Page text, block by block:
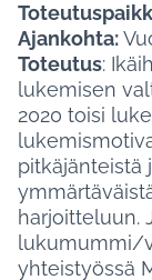
Ajankohta:
Toteutus:
lukemisen
2020 toisi
pitkäjänteistä
harjoitteluun.
lukumummi/
yhteistyössä